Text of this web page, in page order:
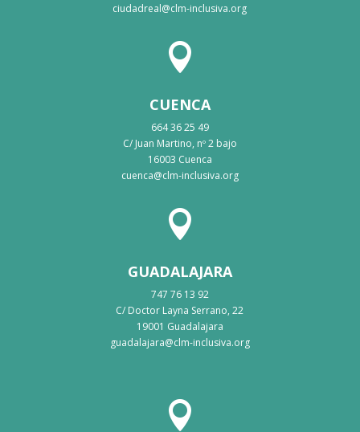
ciudadreal@clm-inclusiva.org

CUENCA
664 36 25 49
C/ Juan Martino, nº 2 bajo
16003 Cuenca
cuenca@clm-inclusiva.org

GUADALAJARA
747 76 13 92
C/ Doctor Layna Serrano, 22
19001 Guadalajara
guadalajara@clm-inclusiva.org
